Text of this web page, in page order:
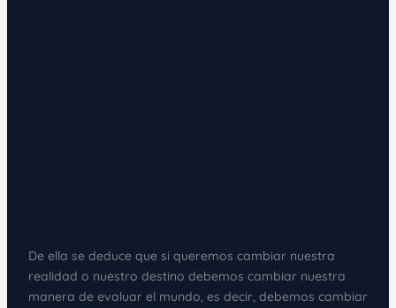
De ella se deduce que si queremos cambiar nuestra
realidad o nuestro destino debemos cambiar nuestra
manera de evaluar el mundo, es decir, debemos cambiar